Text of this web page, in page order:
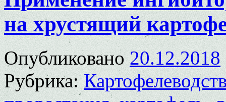
на хрустящий
Опубликовано 20.12.2018
Рубрика: